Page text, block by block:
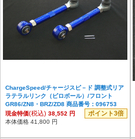
ChargeSpeed/チャージスピ－ド 調整式リア
ラテラルリンク（ピロボール）/フロント
GR86/ZN8・BRZ/ZD8 商品番号：096753
現金特価(税込) 38,552 円 ポイント3倍
本体価格 41,800 円